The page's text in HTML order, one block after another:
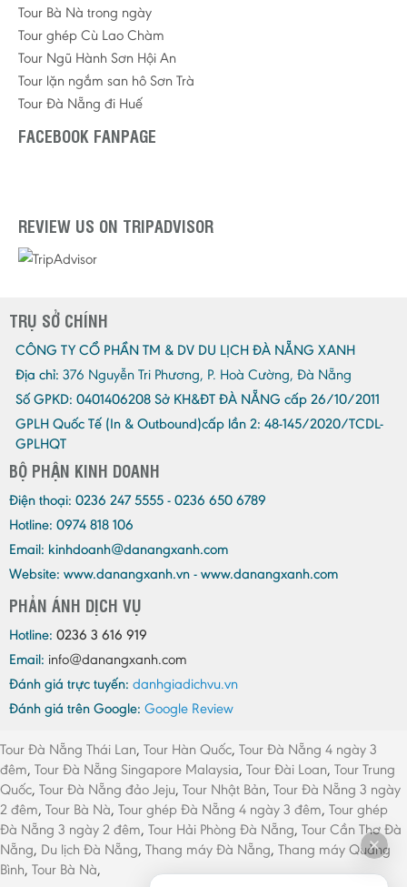
Tour Bà Nà trong ngày
Tour ghép Cù Lao Chàm
Tour Ngũ Hành Sơn Hội An
Tour lặn ngắm san hô Sơn Trà
Tour Đà Nẵng đi Huế
FACEBOOK FANPAGE
REVIEW US ON TRIPADVISOR
TRỤ SỞ CHÍNH
CÔNG TY CỔ PHẦN TM & DV DU LỊCH ĐÀ NẴNG XANH
Địa chỉ: 376 Nguyễn Tri Phương, P. Hoà Cường, Đà Nẵng
Số GPKD: 0401406208 Sở KH&ĐT ĐÀ NẴNG cấp 26/10/2011
GPLH Quốc Tế (In & Outbound)cấp lần 2: 48-145/2020/TCDL-
GPLHQT
BỘ PHẬN KINH DOANH
Điện thoại: 0236 247 5555 - 0236 650 6789
Hotline: 0974 818 106
Email: kinhdoanh@danangxanh.com
Website: www.danangxanh.vn - www.danangxanh.com
PHẢN ÁNH DỊCH VỤ
Hotline: 0236 3 616 919
Email: info@danangxanh.com
Đánh giá trực tuyến: danhgiadichvu.vn
Đánh giá trên Google: Google Review
Tour Đà Nẵng Thái Lan, Tour Hàn Quốc, Tour Đà Nẵng 4 ngày 3
đêm, Tour Đà Nẵng Singapore Malaysia, Tour Đài Loan, Tour Trung
Quốc, Tour Đà Nẵng đảo Jeju, Tour Nhật Bản, Tour Đà Nẵng 3 ngày
2 đêm, Tour Bà Nà, Tour ghép Đà Nẵng 4 ngày 3 đêm, Tour ghép
Đà Nẵng 3 ngày 2 đêm, Tour Hải Phòng Đà Nẵng, Tour Cần Thơ Đà
Nẵng, Du lịch Đà Nẵng, Thang máy Đà Nẵng, Thang máy Quảng
Bình, Tour Bà Nà,